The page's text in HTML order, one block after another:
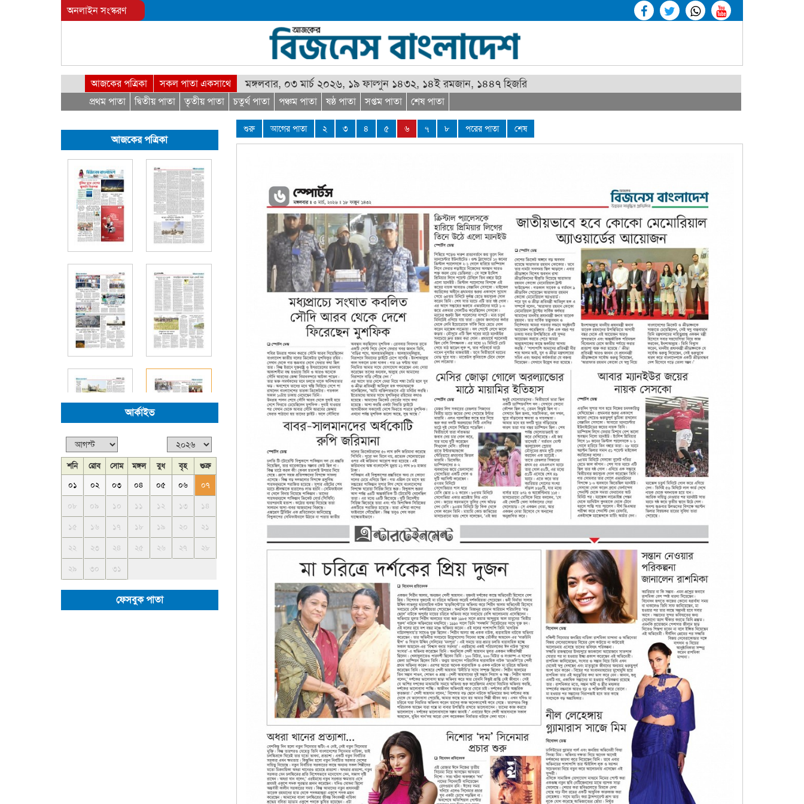
অনলাইন সংস্করণ
আজকের পত্রিকা
প্রথম পাতা
দ্বিতীয় পাতা তৃতীয় পাতা চতুর্থ পাতা পঞ্চম পাতা ষষ্ঠ পাতা সপ্তম পাতা শেষ পাতা
সকল পাতা একসাথে মঙ্গলবার, ০৩ মার্চ ২০২৬, ১৯ ফাল্গুন ১৪৩২, ১৪ই রমজান, ১৪৪৭ হিজরি
আজকের পত্রিকা
আর্কাইভ
শনি রোব সোম মঙ্গল বুধ বৃহ
শুক্র
০১
০২ ০৩ ০৪ ০৫ ০৬ ০৭
০৮ ০৯ ১০ ১১ ১২ ১৩ ১৪
১৫ ১৬ ১৭ ১৮ ১৯ ২০ ২১
২২ ২৩ ২৪ ২৫ ২৬ ২৭ ২৮
২৯ ৩০ ৩১
ফেসবুক পাতা
শুরু আগের পাতা ২ ৩ ৪ ৫ ৬ ৭ ৮ পরের পাতা শেষ